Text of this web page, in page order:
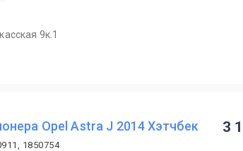
9к.1
Opel Astra J 2014 Хэтчбек
1850754
3